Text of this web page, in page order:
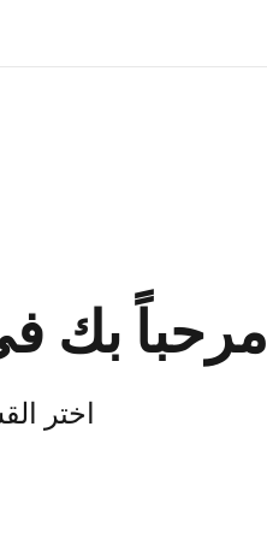
مرحباً بك
اختر